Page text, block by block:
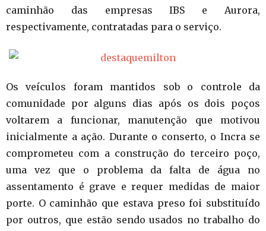
caminhão das empresas IBS e Aurora,
respectivamente, contratadas para o serviço.
Os veículos foram mantidos sob o controle da
comunidade por alguns dias após os dois poços
voltarem a funcionar, manutenção que motivou
inicialmente a ação. Durante o conserto, o Incra se
comprometeu com a construção do terceiro poço,
uma vez que o problema da falta de água no
assentamento é grave e requer medidas de maior
porte. O caminhão que estava preso foi substituído
por outros, que estão sendo usados no trabalho do